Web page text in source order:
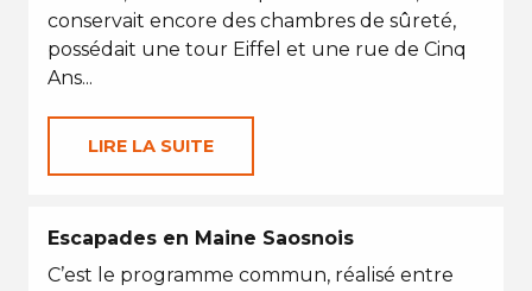
conservait encore des chambres de sûreté,
possédait une tour Eiffel et une rue de Cinq
Ans...
LIRE LA SUITE
Escapades en Maine Saosnois
C’est le programme commun, réalisé entre